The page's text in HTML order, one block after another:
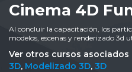
Cinema 4D
Al concluir la capacitación, los
modelos, escenas y renderizado
Ver otros cursos asociados
3D, Modelizado 3D, 3D